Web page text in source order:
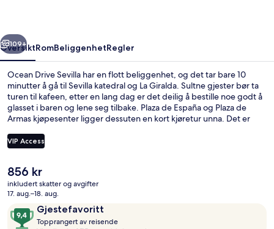
Neste
109+
OversiktRomBeliggenhetRegler
Ocean Drive Sevilla har en flott beliggenhet, og det tar bare 10
minutter å gå til Sevilla katedral og La Giralda. Sultne gjester bør ta
turen til kafeen, etter en lang dag er det deilig å bestille noe godt å
glasset i baren og lene seg tilbake. Plaza de España og Plaza de
Armas kjøpesenter ligger dessuten en kort kjøretur unna. Det er
minutter å gå til Plaza Nueva trikkeholdeplass og 13 minutter å gå til
Archivo de Indias trikkeholdeplass.
VIP Access
Den
nåværende
prisen
856 kr
856 kr
inkludert skatter og avgifter
17. aug.–18. aug.
AnmeldelserGjestefavoritt
9,4
av
Topprangert av reisende